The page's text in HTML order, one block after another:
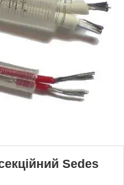
Sedes